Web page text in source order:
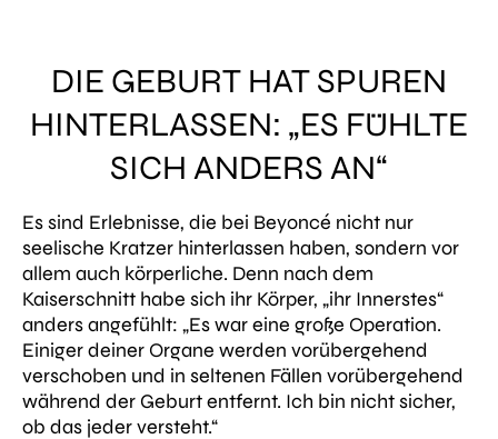
DIE GEBURT HAT SPUREN
HINTERLASSEN: „ES FÜHLTE
SICH ANDERS AN“
Es sind Erlebnisse, die bei Beyoncé nicht nur
seelische Kratzer hinterlassen haben, sondern vor
allem auch körperliche. Denn nach dem
Kaiserschnitt habe sich ihr Körper, „ihr Innerstes“
anders angefühlt: „Es war eine große Operation.
Einiger deiner Organe werden vorübergehend
verschoben und in seltenen Fällen vorübergehend
während der Geburt entfernt. Ich bin nicht sicher,
ob das jeder versteht.“